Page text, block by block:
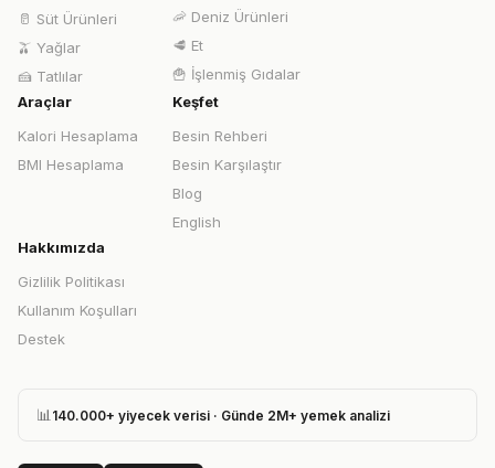
🥛 Süt Ürünleri
🫒 Yağlar
🍰 Tatlılar
🦐 Deniz Ürünleri
🥩 Et
🍟 İşlenmiş Gıdalar
Araçlar
Kalori Hesaplama
BMI Hesaplama
Keşfet
Besin Rehberi
Besin Karşılaştır
Blog
English
Hakkımızda
Gizlilik Politikası
Kullanım Koşulları
Destek
📊 140.000+ yiyecek verisi · Günde 2M+ yemek analizi